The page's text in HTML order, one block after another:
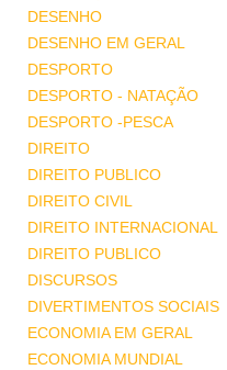
DESENHO
DESENHO EM GERAL
DESPORTO
DESPORTO - NATAÇÃO
DESPORTO -PESCA
DIREITO
DIREITO PUBLICO
DIREITO CIVIL
DIREITO INTERNACIONAL
DIREITO PUBLICO
DISCURSOS
DIVERTIMENTOS SOCIAIS
ECONOMIA EM GERAL
ECONOMIA MUNDIAL